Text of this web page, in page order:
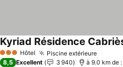
3 ÉtoilesHôtel Piscine extérieure
Consulter les prix
8,5 Excellent 3 940 à 9.0 km de